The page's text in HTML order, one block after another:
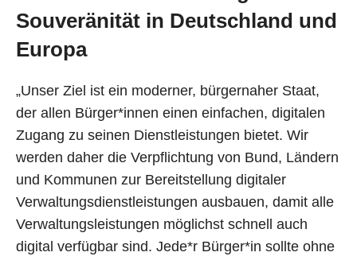
Souveränität in Deutschland und
Europa
„Unser Ziel ist ein moderner, bürgernaher Staat,
der allen Bürger*innen einen einfachen, digitalen
Zugang zu seinen Dienstleistungen bietet. Wir
werden daher die Verpflichtung von Bund, Ländern
und Kommunen zur Bereitstellung digitaler
Verwaltungsdienstleistungen ausbauen, damit alle
Verwaltungsleistungen möglichst schnell auch
digital verfügbar sind. Jede*r Bürger*in sollte ohne